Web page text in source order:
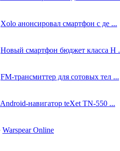
Xolo анонсировал смартфон с де ...
Новый смартфон бюджет класса H
FM-трансмиттер для сотовых тел ...
Android-навигатор teXet TN-550 ...
Warspear Online